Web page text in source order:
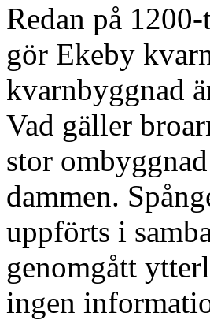
Redan på
gör Ekeby
kvarnbyggnad
Vad gäller
stor
dammen.
uppförts i
genomgått
ingen